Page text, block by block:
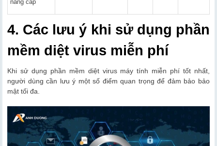
nâng cấp
4. Các lưu ý khi sử dụng phần
mềm diệt virus miễn phí
Khi sử dụng phần mềm diệt virus máy tính miễn phí tốt nhất,
người dùng cần lưu ý một số điểm quan trọng để đảm bảo bảo
mật tối đa.